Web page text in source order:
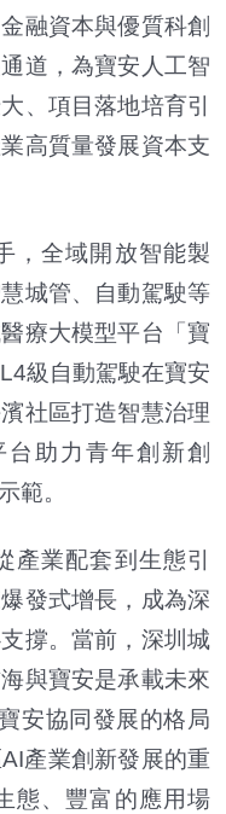
融資本與優質科創
道，為寶安人工智
、項目落地培育引
高質量發展資本支
，全域開放智能製
城管、自動駕駛等
療大模型平台「寶
級自動駕駛在寶安
社區打造智慧治理
助力青年創新創
範。
業配套到生態引
發式增長，成為深
撐。當前，深圳城
與寶安是承載未來
安協同發展的格局
產業創新發展的重
態、豐富的應用場